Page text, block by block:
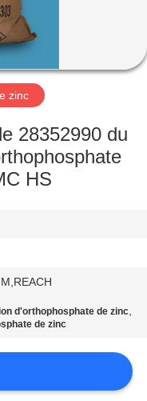
zinc
28352990 du
HS
d'orthophosphate de zinc,
de zinc